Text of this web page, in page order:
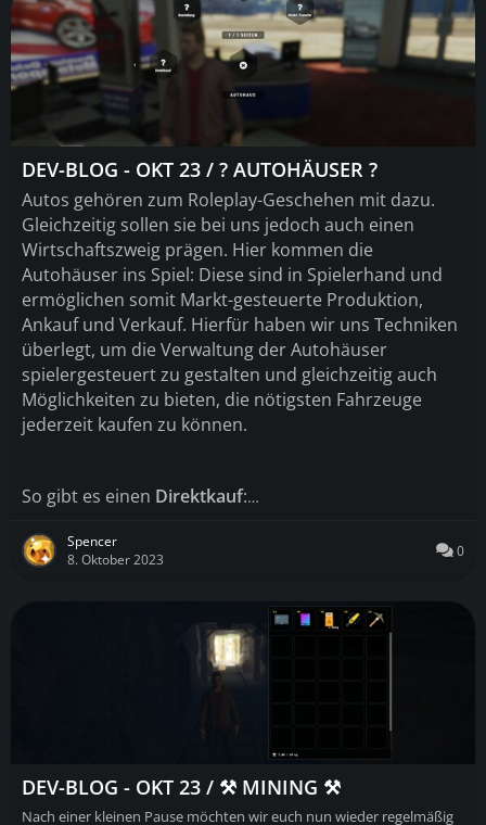
DEV-BLOG - OKT 23 / ? AUTOHÄUSER ?
Autos gehören zum Roleplay-Geschehen mit dazu.
Gleichzeitig sollen sie bei uns jedoch auch einen
Wirtschaftszweig prägen. Hier kommen die
Autohäuser ins Spiel: Diese sind in Spielerhand und
ermöglichen somit Markt-gesteuerte Produktion,
Ankauf und Verkauf. Hierfür haben wir uns Techniken
überlegt, um die Verwaltung der Autohäuser
spielergesteuert zu gestalten und gleichzeitig auch
Möglichkeiten zu bieten, die nötigsten Fahrzeuge
jederzeit kaufen zu können.
So gibt es einen Direktkauf:…
Spencer
8. Oktober 2023
0
DEV-BLOG - OKT 23 / ⚒️ MINING ⚒️
Nach einer kleinen Pause möchten wir euch nun wieder regelmäßig